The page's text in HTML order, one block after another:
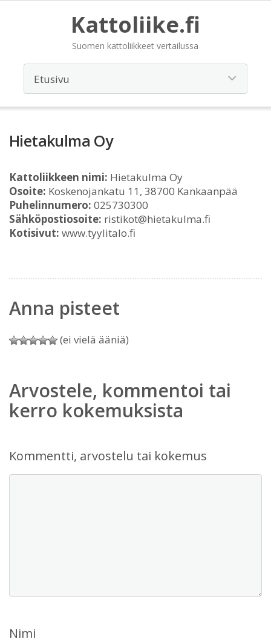
Kattoliike.fi
Suomen kattoliikkeet vertailussa
Hietakulma Oy
Kattoliikkeen nimi: Hietakulma Oy
Osoite: Koskenojankatu 11, 38700 Kankaanpää
Puhelinnumero: 025730300
Sähköpostiosoite: ristikot@hietakulma.fi
Kotisivut: www.tyylitalo.fi
Anna pisteet
(ei vielä ääniä)
Arvostele, kommentoi tai
kerro kokemuksista
Kommentti, arvostelu tai kokemus
Nimi